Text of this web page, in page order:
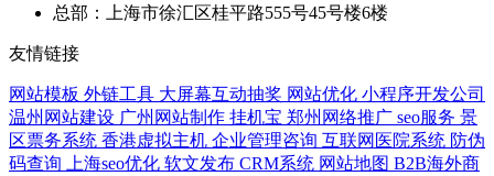
总部：上海市徐汇区桂平路555号45号楼6楼
友情链接
网站模板 外链工具 大屏幕互动抽奖 网站优化 小程序开发公司
温州网站建设 广州网站制作 挂机宝 郑州网络推广 seo服务 景
区票务系统 香港虚拟主机 企业管理咨询 互联网医院系统 防伪
码查询
上海seo优化 软文发布 CRM系统 网站地图 B2B海外商